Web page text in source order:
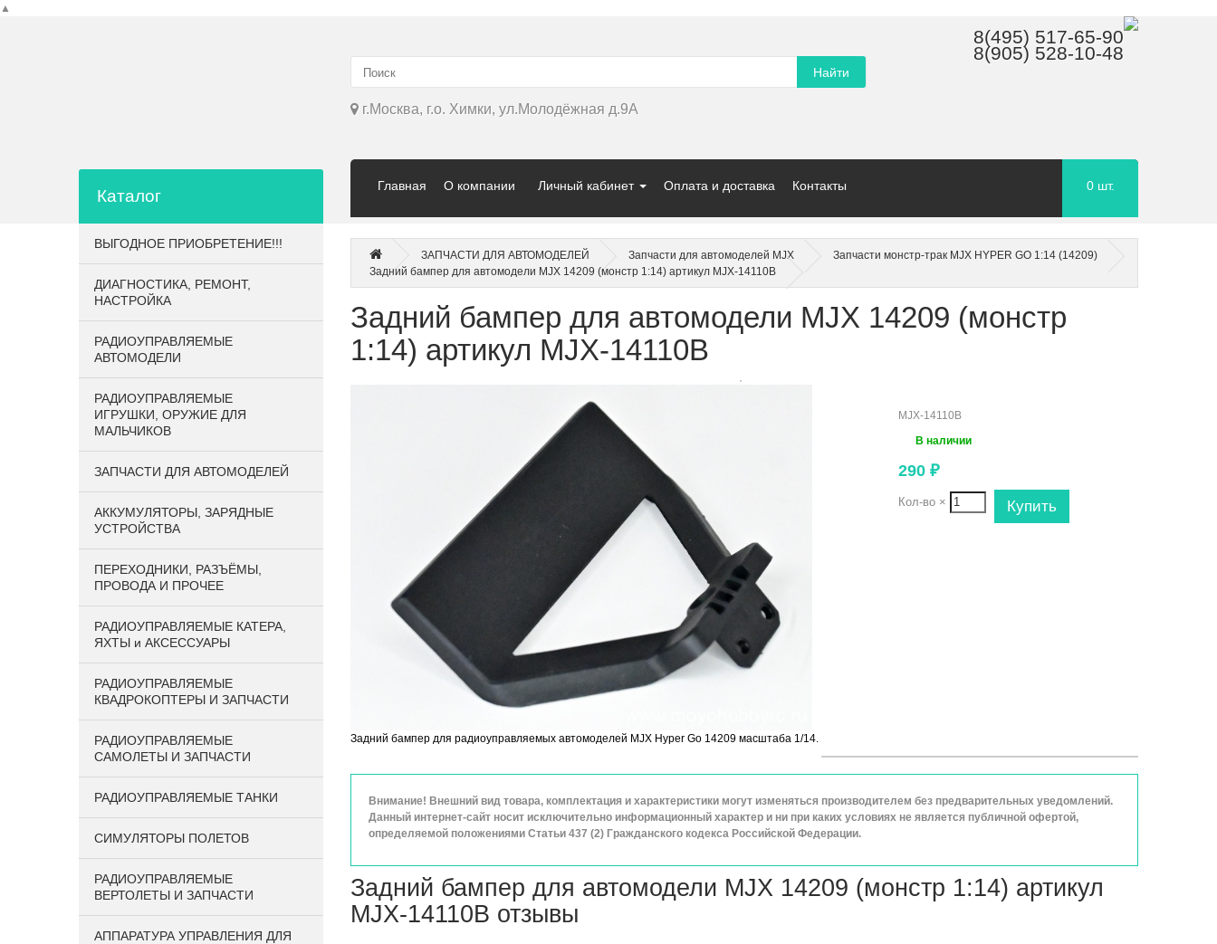
▲
г.Москва, г.о. Химки, ул.Молодёжная д.9А
8(495) 517-65-90
8(905) 528-10-48
Главная О компании Личный кабинет Оплата и доставка Контакты 0 шт.
Каталог
ВЫГОДНОЕ ПРИОБРЕТЕНИЕ!!!
ДИАГНОСТИКА, РЕМОНТ,
НАСТРОЙКА
РАДИОУПРАВЛЯЕМЫЕ
АВТОМОДЕЛИ
РАДИОУПРАВЛЯЕМЫЕ
ИГРУШКИ, ОРУЖИЕ ДЛЯ
МАЛЬЧИКОВ
ЗАПЧАСТИ ДЛЯ АВТОМОДЕЛЕЙ
АККУМУЛЯТОРЫ, ЗАРЯДНЫЕ
УСТРОЙСТВА
ПЕРЕХОДНИКИ, РАЗЪЁМЫ,
ПРОВОДА И ПРОЧЕЕ
РАДИОУПРАВЛЯЕМЫЕ КАТЕРА,
ЯХТЫ и АКСЕССУАРЫ
РАДИОУПРАВЛЯЕМЫЕ
КВАДРОКОПТЕРЫ И ЗАПЧАСТИ
РАДИОУПРАВЛЯЕМЫЕ
САМОЛЕТЫ И ЗАПЧАСТИ
РАДИОУПРАВЛЯЕМЫЕ ТАНКИ
СИМУЛЯТОРЫ ПОЛЕТОВ
РАДИОУПРАВЛЯЕМЫЕ
ВЕРТОЛЕТЫ И ЗАПЧАСТИ
АППАРАТУРА УПРАВЛЕНИЯ ДЛЯ
ЗАПЧАСТИ ДЛЯ АВТОМОДЕЛЕЙ Запчасти для автомоделей MJX
Запчасти монстр-трак MJX HYPER GO 1:14 (14209)
Задний бампер для автомодели MJX 14209 (монстр 1:14) артикул MJX-14110B
Задний бампер для автомодели MJX 14209 (монстр
1:14) артикул MJX-14110B
MJX-14110B
В наличии
290 ₽
Кол-во ×
Задний бампер для радиоуправляемых автомоделей MJX Hyper Go 14209 масштаба 1/14.
Внимание! Внешний вид товара, комплектация и характеристики могут изменяться производителем без предварительных уведомлений.
Данный интернет-сайт носит исключительно информационный характер и ни при каких условиях не является публичной офертой,
определяемой положениями Статьи 437 (2) Гражданского кодекса Российской Федерации.
Задний бампер для автомодели MJX 14209 (монстр 1:14) артикул
MJX-14110B отзывы